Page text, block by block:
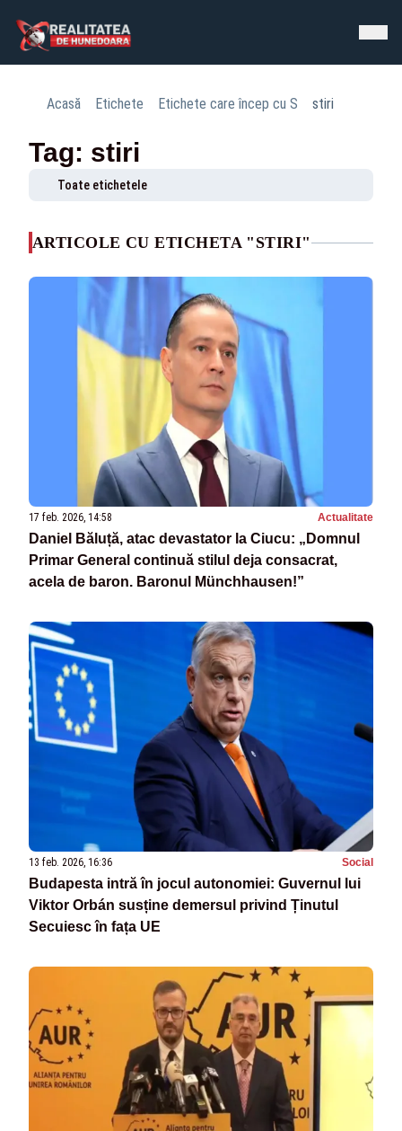
Acasă Etichete Etichete care încep cu S stiri
Tag: stiri
Toate etichetele
ARTICOLE CU ETICHETA "STIRI"
17 feb. 2026, 14:58 Actualitate
Daniel Băluță, atac devastator la Ciucu: „Domnul
Primar General continuă stilul deja consacrat,
acela de baron. Baronul Münchhausen!”
13 feb. 2026, 16:36 Social
Budapesta intră în jocul autonomiei: Guvernul lui
Viktor Orbán susține demersul privind Ținutul
Secuiesc în fața UE